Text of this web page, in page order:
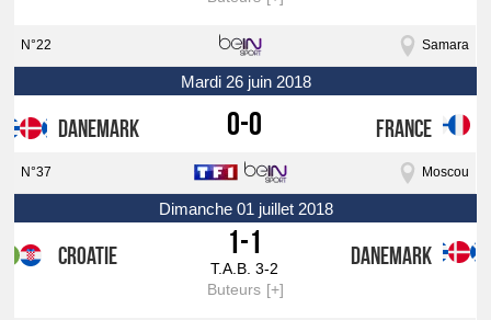
N°22 Samara
mardi 26 juin 2018
Danemark 0-0 France
N°37 Moscou
dimanche 01 juillet 2018
Croatie 1-1
T.A.B. 3-2
Danemark
Buteurs